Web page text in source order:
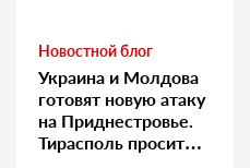
Новостной блог
Украина и Молдова
готовят новую атаку
на Приднестровье.
Тирасполь просит